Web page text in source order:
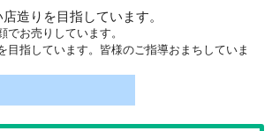
造りを目指しています。
でお売りしています。
目指しています。皆様のご指導おまちしていま